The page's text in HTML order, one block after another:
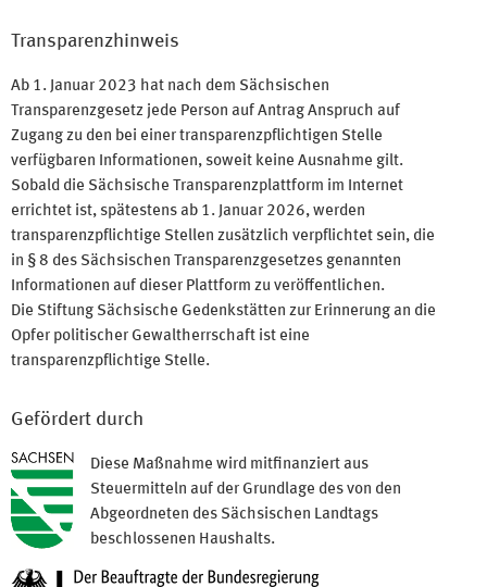
Transparenzhinweis
Ab 1. Januar 2023 hat nach dem Sächsischen
Transparenzgesetz jede Person auf Antrag Anspruch auf
Zugang zu den bei einer transparenzpflichtigen Stelle
verfügbaren Informationen, soweit keine Ausnahme gilt.
Sobald die Sächsische Transparenzplattform im Internet
errichtet ist, spätestens ab 1. Januar 2026, werden
transparenzpflichtige Stellen zusätzlich verpflichtet sein, die
in § 8 des Sächsischen Transparenzgesetzes genannten
Informationen auf dieser Plattform zu veröffentlichen.
Die Stiftung Sächsische Gedenkstätten zur Erinnerung an die
Opfer politischer Gewaltherrschaft ist eine
transparenzpflichtige Stelle.
Gefördert durch
Diese Maßnahme wird mitfinanziert aus
Steuermitteln auf der Grundlage des von den
Abgeordneten des Sächsischen Landtags
beschlossenen Haushalts.